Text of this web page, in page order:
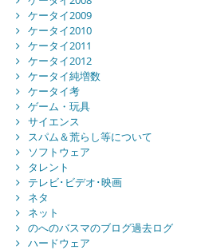
ケータイ2009
ケータイ2010
ケータイ2011
ケータイ2012
ケータイ純増数
ケータイ考
ゲーム・玩具
サイエンス
スパム＆荒らし等について
ソフトウェア
タレント
テレビ･ビデオ･映画
ネタ
ネット
のへのバスマのブログ過去ログ
ハードウェア